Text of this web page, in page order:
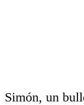
Simón, un